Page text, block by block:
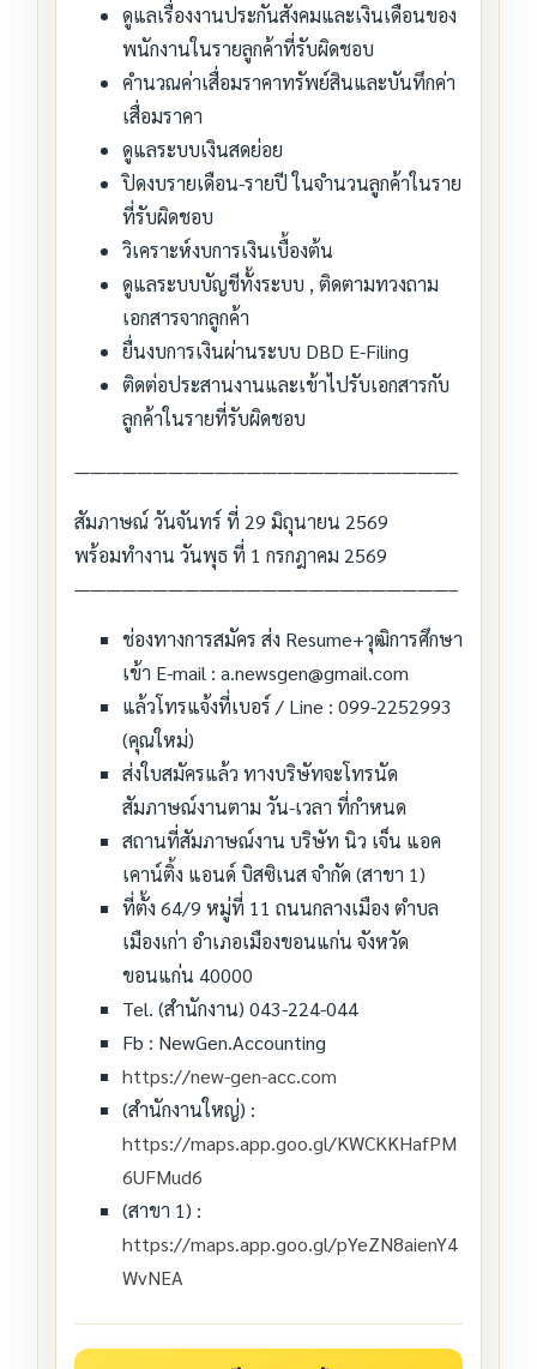
ดูแลเรื่องงานประกันสังคมและเงินเดือนของ
พนักงานในรายลูกค้าที่รับผิดชอบ
คำนวณค่าเสื่อมราคาทรัพย์สินและบันทึกค่า
เสื่อมราคา
ดูแลระบบเงินสดย่อย
ปิดงบรายเดือน-รายปี ในจำนวนลูกค้าในราย
ที่รับผิดชอบ
วิเคราะห์งบการเงินเบื้องต้น
ดูแลระบบบัญชีทั้งระบบ , ติดตามทวงถาม
เอกสารจากลูกค้า
ยื่นงบการเงินผ่านระบบ DBD E-Filing
ติดต่อประสานงานและเข้าไปรับเอกสารกับ
ลูกค้าในรายที่รับผิดชอบ
————————————————————————–
สัมภาษณ์ วันจันทร์ ที่ 29 มิถุนายน 2569
พร้อมทำงาน วันพุธ ที่ 1 กรกฎาคม 2569
————————————————————————–
ช่องทางการสมัคร ส่ง Resume+วุฒิการศึกษา
เข้า E-mail : a.newsgen@gmail.com
แล้วโทรแจ้งที่เบอร์ / Line : 099-2252993
(คุณใหม่)
ส่งใบสมัครแล้ว ทางบริษัทจะโทรนัด
สัมภาษณ์งานตาม วัน-เวลา ที่กำหนด
สถานที่สัมภาษณ์งาน บริษัท นิว เจ็น แอค
เคาน์ติ้ง แอนด์ บิสซิเนส จำกัด (สาขา 1)
ที่ตั้ง 64/9 หมู่ที่ 11 ถนนกลางเมือง ตำบล
เมืองเก่า อำเภอเมืองขอนแก่น จังหวัด
ขอนแก่น 40000
Tel. (สำนักงาน) 043-224-044
Fb : NewGen.Accounting
https://new-gen-acc.com
(สำนักงานใหญ่) :
https://maps.app.goo.gl/KWCKKHafPM
6UFMud6
(สาขา 1) :
https://maps.app.goo.gl/pYeZN8aienY4
WvNEA